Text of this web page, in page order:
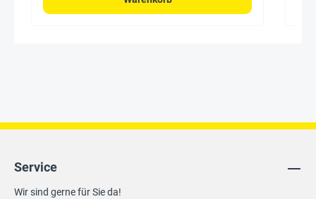
Service
Wir sind gerne für Sie da!